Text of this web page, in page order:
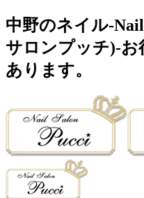
中野のネイル-
サロンプッチ)-お
あります。